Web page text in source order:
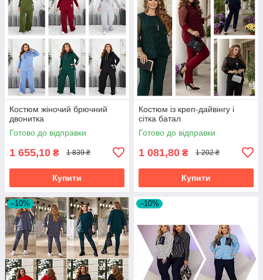
Костюм жіночий брючний
двонитка
Готово до відправки
1 655,10 ₴ 1 839 ₴
Купити
Костюм із креп-дайвінгу і
сітка батал
Готово до відправки
1 081,80 ₴ 1 202 ₴
Купити
–10% –10%